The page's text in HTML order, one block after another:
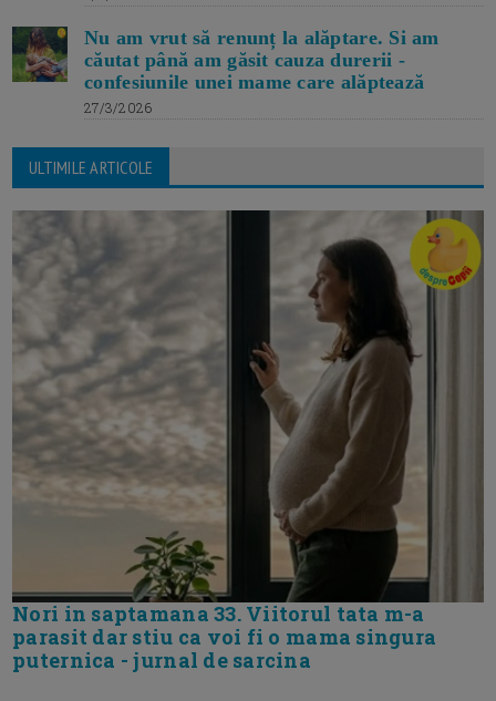
Nu am vrut să renunț la alăptare. Si am
căutat până am găsit cauza durerii -
confesiunile unei mame care alăptează
27/3/2026
ULTIMILE ARTICOLE
Nori in saptamana 33. Viitorul tata m-a
parasit dar stiu ca voi fi o mama singura
puternica - jurnal de sarcina